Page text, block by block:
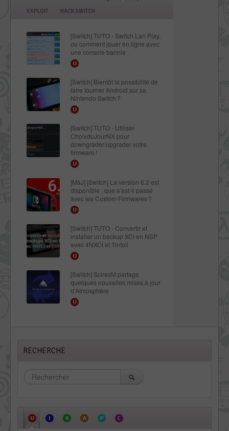
EXPLOIT HACK SWITCH
[Switch] TUTO - Switch Lan Play,
ou comment jouer en ligne avec
une console bannie
[Switch] Bientôt la possibilité de
faire tourner Android sur sa
Nintendo Switch ?
[Switch] TUTO - Utiliser
ChoixduJourNX pour
downgrader/upgrader votre
firmware !
[MàJ] [Switch] La version 6.2 est
disponible : que s’est-il passé
avec les Custom Firmwares ?
[Switch] TUTO - Convertir et
installer un backup XCI en NSP
avec 4NXCI et Tinfoil
[Switch] SciresM partage
quelques nouvelles mises à jour
d’Atmosphère
RECHERCHE